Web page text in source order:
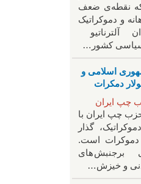
که نقطه‌ی ضعف
و دموکراتیک
آلترناتیو
سیاسی کشور…
اسلامی و
دمکرات
چپ ایران
چپ ایران با
گذار
دموکرات است.
برجنبش های
و خیزش‌…